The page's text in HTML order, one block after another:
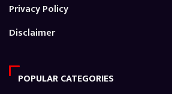
Privacy Policy
Disclaimer
POPULAR CATEGORIES